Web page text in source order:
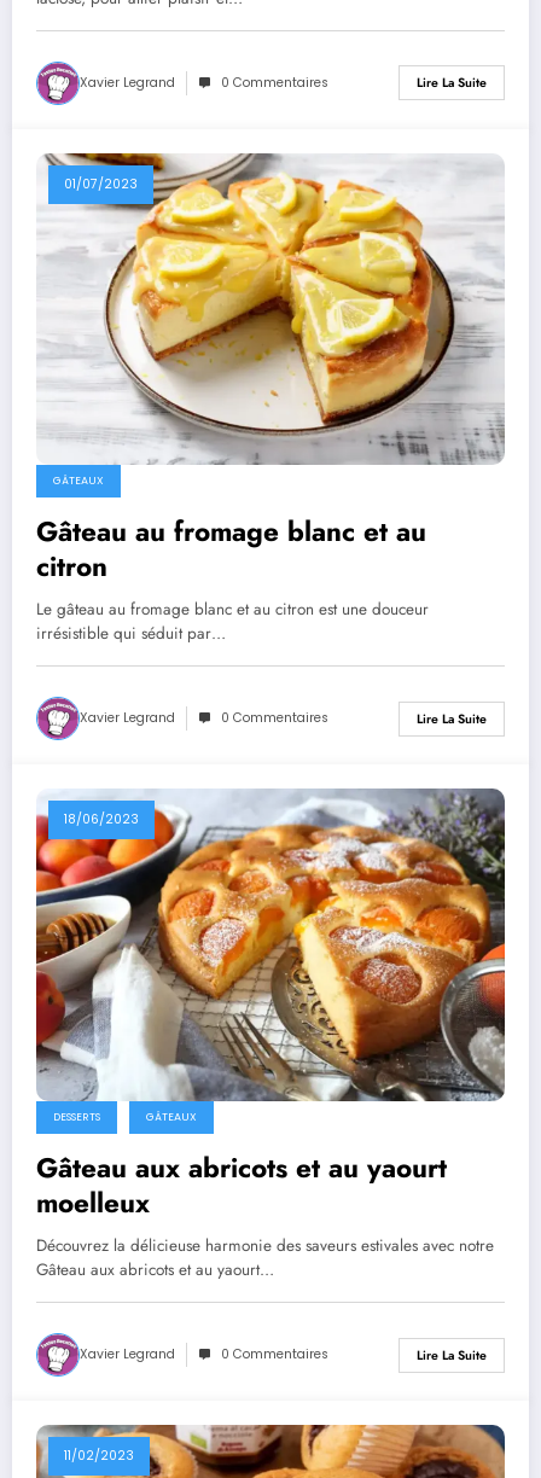
Xavier Legrand 0 Commentaires Lire La Suite
01/07/2023
GÂTEAUX
Gâteau au fromage blanc et au
citron
Le gâteau au fromage blanc et au citron est une douceur
irrésistible qui séduit par…
Xavier Legrand 0 Commentaires Lire La Suite
18/06/2023
DESSERTS GÂTEAUX
Gâteau aux abricots et au yaourt
moelleux
Découvrez la délicieuse harmonie des saveurs estivales avec notre
Gâteau aux abricots et au yaourt…
Xavier Legrand 0 Commentaires Lire La Suite
11/02/2023